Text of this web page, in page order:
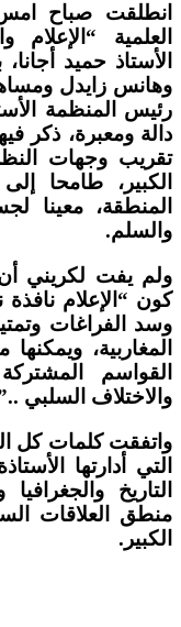
an
email
انطلقت صباح امس
العلمية
الأستاذ حميد
وهانس زايدل
رئيس المنظمة
دالة ومعبرة، ذكر
تقريب وجهات
الكبير، طامحا
المنطقة، معينا
والسلم.
ولم يفت لكريني أن
كون “الإعلام نافذة
وسد الفراغات
المغاربية،
القواسم
والاختلاف السلبي
واتفقت كلمات كل
التي أدارتها
التاريخ
منطق العلاقات
الكبير.